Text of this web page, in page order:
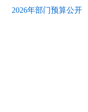
2026年部门预算公开